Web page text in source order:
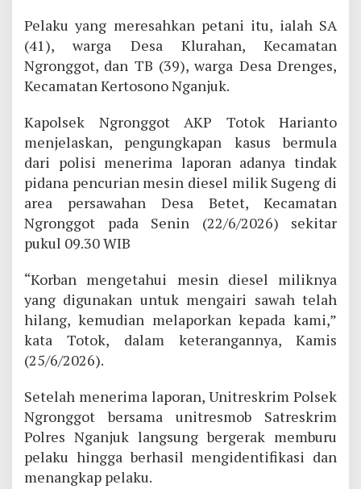
Pelaku yang meresahkan petani itu, ialah SA
(41), warga Desa Klurahan, Kecamatan
Ngronggot, dan TB (39), warga Desa Drenges,
Kecamatan Kertosono Nganjuk.
Kapolsek Ngronggot AKP Totok Harianto
menjelaskan, pengungkapan kasus bermula
dari polisi menerima laporan adanya tindak
pidana pencurian mesin diesel milik Sugeng di
area persawahan Desa Betet, Kecamatan
Ngronggot pada Senin (22/6/2026) sekitar
pukul 09.30 WIB
“Korban mengetahui mesin diesel miliknya
yang digunakan untuk mengairi sawah telah
hilang, kemudian melaporkan kepada kami,”
kata Totok, dalam keterangannya, Kamis
(25/6/2026).
Setelah menerima laporan, Unitreskrim Polsek
Ngronggot bersama unitresmob Satreskrim
Polres Nganjuk langsung bergerak memburu
pelaku hingga berhasil mengidentifikasi dan
menangkap pelaku.